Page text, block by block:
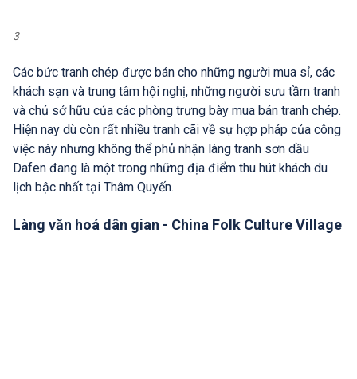
3
Các bức tranh chép được bán cho những người mua sỉ, các
khách sạn và trung tâm hội nghị, những người sưu tầm tranh
và chủ sở hữu của các phòng trưng bày mua bán tranh chép.
Hiện nay dù còn rất nhiều tranh cãi về sự hợp pháp của công
việc này nhưng không thể phủ nhận làng tranh sơn dầu
Dafen đang là một trong những địa điểm thu hút khách du
lịch bậc nhất tại Thâm Quyến.
Làng văn hoá dân gian - China Folk Culture Village